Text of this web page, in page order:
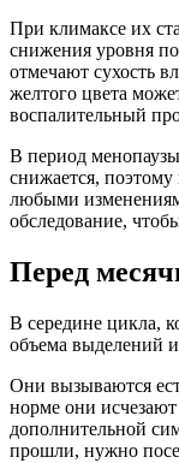
При климаксе их
снижения уровня
отмечают сухость
желтого цвета
воспалительный
В период
снижается,
любыми
обследование,
Перед
В середине цикла,
объема выделений
Они вызываются
норме они
дополнительной
прошли, нужно